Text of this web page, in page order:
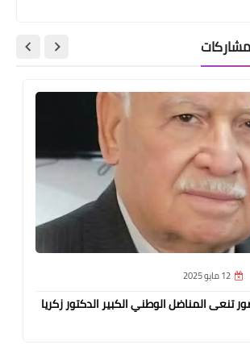
12 مايو 2025
المناضل الوطني الكبير الدكتور زكريا